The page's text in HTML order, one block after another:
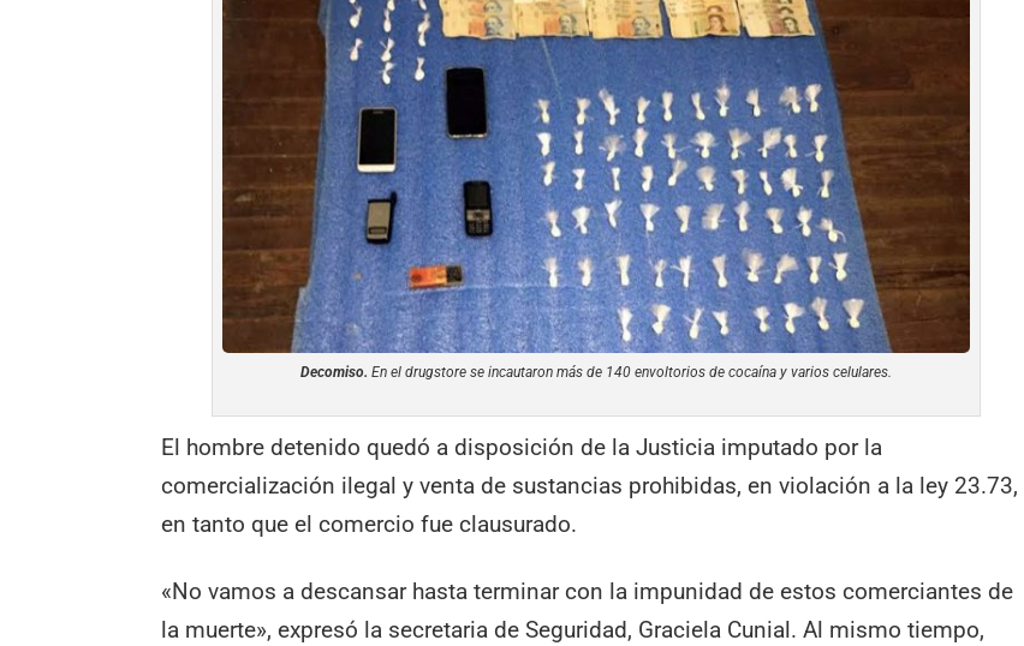
Decomiso. En el drugstore se incautaron más de 140 envoltorios de cocaína y varios celulares.
El hombre detenido quedó a disposición de la Justicia imputado por la
comercialización ilegal y venta de sustancias prohibidas, en violación a la ley 23.73,
en tanto que el comercio fue clausurado.
«No vamos a descansar hasta terminar con la impunidad de estos comerciantes de
la muerte», expresó la secretaria de Seguridad, Graciela Cunial. Al mismo tiempo,